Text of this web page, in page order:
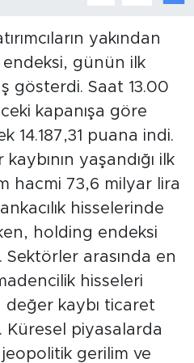
yakından
günün ilk
gösterdi. Saat 13.00
kapanışa göre
14.187,31 puana indi.
yaşandığı ilk
hacmi 73,6 milyar lira
hisselerinde
holding endeksi
arasında en
hisseleri
kaybı ticaret
Küresel piyasalarda
gerilim ve